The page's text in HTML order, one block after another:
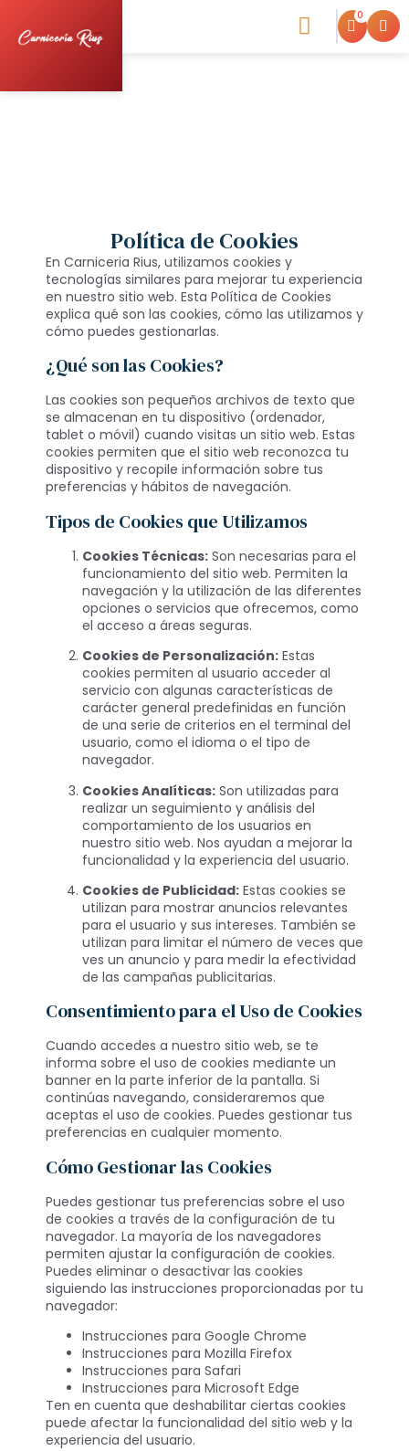
0
Política de Cookies
En Carniceria Rius, utilizamos cookies y
tecnologías similares para mejorar tu experiencia
en nuestro sitio web. Esta Política de Cookies
explica qué son las cookies, cómo las utilizamos y
cómo puedes gestionarlas.
¿Qué son las Cookies?
Las cookies son pequeños archivos de texto que
se almacenan en tu dispositivo (ordenador,
tablet o móvil) cuando visitas un sitio web. Estas
cookies permiten que el sitio web reconozca tu
dispositivo y recopile información sobre tus
preferencias y hábitos de navegación.
Tipos de Cookies que Utilizamos
Cookies Técnicas: Son necesarias para el
funcionamiento del sitio web. Permiten la
navegación y la utilización de las diferentes
opciones o servicios que ofrecemos, como
el acceso a áreas seguras.
Cookies de Personalización: Estas
cookies permiten al usuario acceder al
servicio con algunas características de
carácter general predefinidas en función
de una serie de criterios en el terminal del
usuario, como el idioma o el tipo de
navegador.
Cookies Analíticas: Son utilizadas para
realizar un seguimiento y análisis del
comportamiento de los usuarios en
nuestro sitio web. Nos ayudan a mejorar la
funcionalidad y la experiencia del usuario.
Cookies de Publicidad: Estas cookies se
utilizan para mostrar anuncios relevantes
para el usuario y sus intereses. También se
utilizan para limitar el número de veces que
ves un anuncio y para medir la efectividad
de las campañas publicitarias.
Consentimiento para el Uso de Cookies
Cuando accedes a nuestro sitio web, se te
informa sobre el uso de cookies mediante un
banner en la parte inferior de la pantalla. Si
continúas navegando, consideraremos que
aceptas el uso de cookies. Puedes gestionar tus
preferencias en cualquier momento.
Cómo Gestionar las Cookies
Puedes gestionar tus preferencias sobre el uso
de cookies a través de la configuración de tu
navegador. La mayoría de los navegadores
permiten ajustar la configuración de cookies.
Puedes eliminar o desactivar las cookies
siguiendo las instrucciones proporcionadas por tu
navegador:
Instrucciones para Google Chrome
Instrucciones para Mozilla Firefox
Instrucciones para Safari
Instrucciones para Microsoft Edge
Ten en cuenta que deshabilitar ciertas cookies
puede afectar la funcionalidad del sitio web y la
experiencia del usuario.